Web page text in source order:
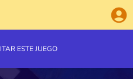
ESTE JUEGO